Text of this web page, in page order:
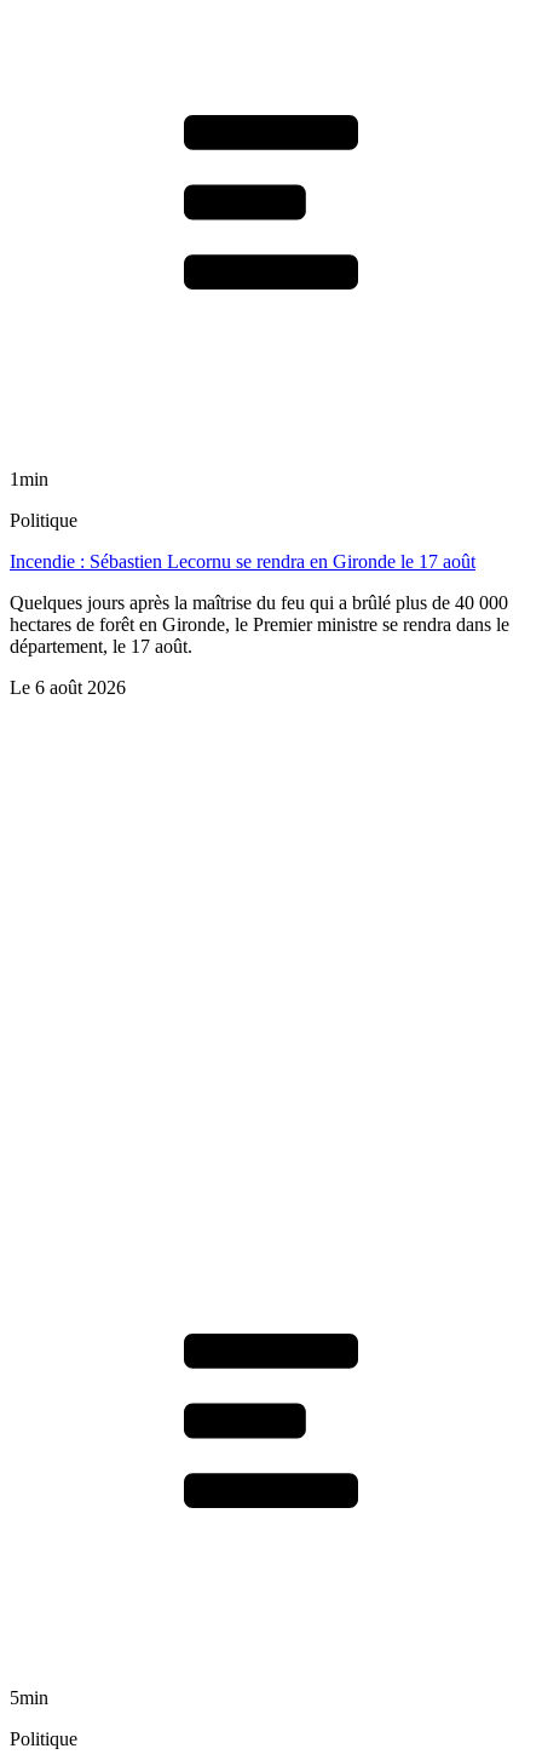
1min
Politique
Incendie : Sébastien Lecornu se rendra en Gironde le 17 août
Quelques jours après la maîtrise du feu qui a brûlé plus de 40 000
hectares de forêt en Gironde, le Premier ministre se rendra dans le
département, le 17 août.
Le 6 août 2026
5min
Politique